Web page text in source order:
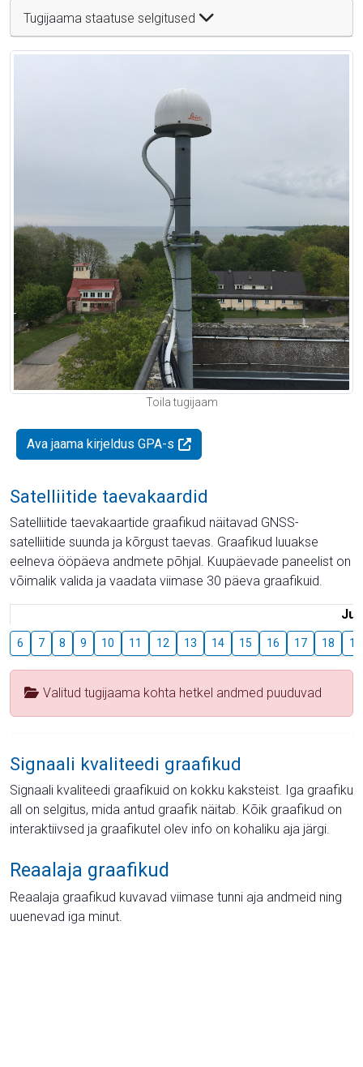
Tugijaama staatuse selgitused
Toila tugijaam
Ava jaama kirjeldus GPA-s
Satelliitide taevakaardid
Satelliitide taevakaartide graafikud näitavad GNSS-
satelliitide suunda ja kõrgust taevas. Graafikud luuakse
eelneva ööpäeva andmete põhjal. Kuupäevade paneelist on
võimalik valida ja vaadata viimase 30 päeva graafikuid.
6 7 8 9 10 11 12 13 14 15 16 17 18 19
Valitud tugijaama kohta hetkel andmed puuduvad
Signaali kvaliteedi graafikud
Signaali kvaliteedi graafikuid on kokku kaksteist. Iga graafiku
all on selgitus, mida antud graafik näitab. Kõik graafikud on
interaktiivsed ja graafikutel olev info on kohaliku aja järgi.
Reaalaja graafikud
Reaalaja graafikud kuvavad viimase tunni aja andmeid ning
uuenevad iga minut.